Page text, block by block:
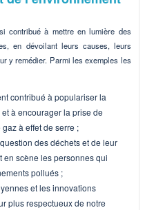
contribué à mettre en lumière des
en dévoilant leurs causes, leurs
y remédier. Parmi les exemples les
contribué à populariser la
à encourager la prise de
à effet de serre ;
des déchets et de leur
en scène les personnes qui
pollués ;
et les innovations
plus respectueux de notre